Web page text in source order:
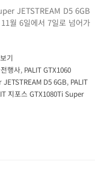
JETSTREAM D5 6GB
월 6일에서 7일로 넘어가
기
행사, PALIT GTX1060
D5 6GB, PALIT
지포스 GTX1080Ti Super